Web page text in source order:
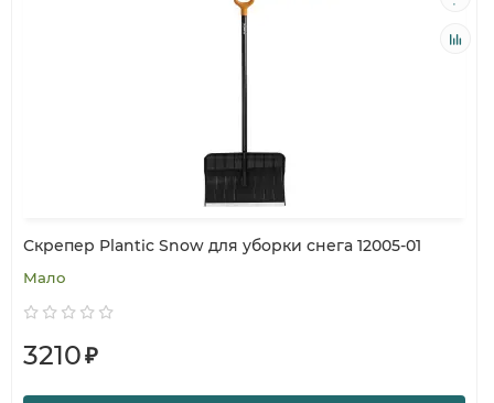
Скрепер Plantic Snow для уборки снега 12005-01
Мало
3210₽